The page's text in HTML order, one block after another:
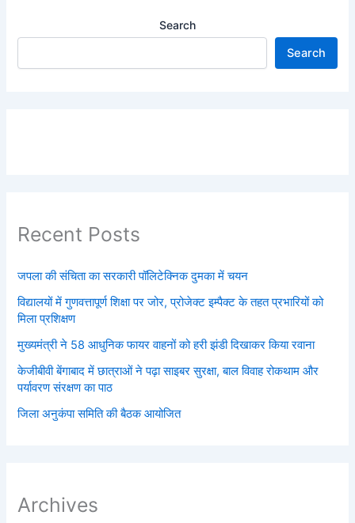
Search
Search
Recent Posts
जपला की संचिता का सरकारी पॉलिटेक्निक दुमका में चयन
विद्यालयों में गुणवत्तापूर्ण शिक्षा पर जोर, प्रोजेक्ट इम्पैक्ट के तहत प्रभारियों को
मिला प्रशिक्षण
मुख्यमंत्री ने 58 आधुनिक फायर वाहनों को हरी झंडी दिखाकर किया रवाना
केजीबीवी बेंगाबाद में छात्राओं ने पढ़ा साइबर सुरक्षा, बाल विवाह रोकथाम और
पर्यावरण संरक्षण का पाठ
जिला अनुकंपा समिति की बैठक आयोजित
Archives